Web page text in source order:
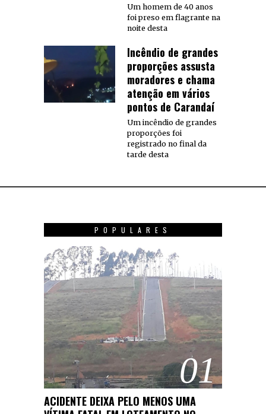
Um homem de 40 anos
foi preso em flagrante na
noite desta
Incêndio de grandes
proporções assusta
moradores e chama
atenção em vários
pontos de Carandaí
Um incêndio de grandes
proporções foi
registrado no final da
tarde desta
POPULARES
01
ACIDENTE DEIXA PELO MENOS UMA